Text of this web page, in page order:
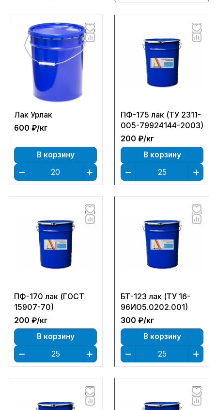
Лак Урлак
600 ₽/кг
В корзину
ПФ-175 лак (ТУ 2311-
005-79924144-2003)
200 ₽/кг
В корзину
ПФ-170 лак (ГОСТ
15907-70)
200 ₽/кг
В корзину
БТ-123 лак (ТУ 16-
96ИО5.0202.001)
300 ₽/кг
В корзину